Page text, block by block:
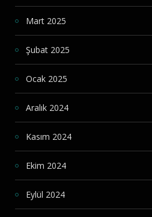
Mart 2025
Şubat 2025
Ocak 2025
Aralık 2024
Kasım 2024
Ekim 2024
Eylül 2024